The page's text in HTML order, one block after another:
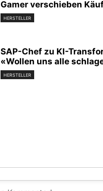
Gamer verschieben
HERSTELLER
SAP-Chef zu KI-
«Wollen uns alle
HERSTELLER